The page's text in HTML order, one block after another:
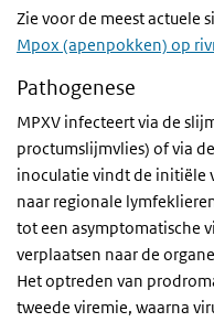
Zie voor de meest actuele
Mpox (apenpokken) op
Pathogenese
MPXV infecteert via de
proctumslijmvlies) of via
inoculatie vindt de initiële
naar regionale
tot een asymptomatische
verplaatsen naar de
Het optreden van
tweede viremie, waarna